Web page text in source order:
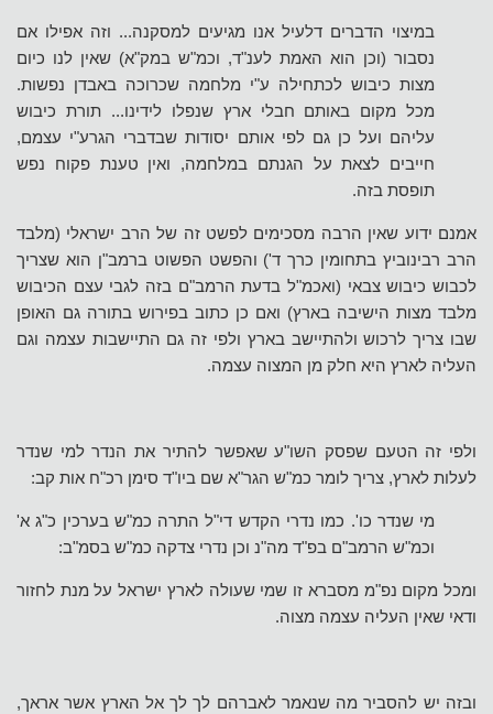
במיצוי הדברים דלעיל אנו מגיעים למסקנה... וזה אפילו אם
נסבור (וכן הוא האמת לענ"ד, וכמ"ש במק"א) שאין לנו כיום
מצות כיבוש לכתחילה ע"י מלחמה שכרוכה באבדן נפשות.
מכל מקום באותם חבלי ארץ שנפלו לידינו... תורת כיבוש
עליהם ועל כן גם לפי אותם יסודות שבדברי הגרע"י עצמם,
חייבים לצאת על הגנתם במלחמה, ואין טענת פקוח נפש
תופסת בזה.
אמנם ידוע שאין הרבה מסכימים לפשט זה של הרב ישראלי (מלבד
הרב רבינוביץ בתחומין כרך ד') והפשט הפשוט ברמב"ן הוא שצריך
לכבוש כיבוש צבאי (ואכמ"ל בדעת הרמב"ם בזה לגבי עצם הכיבוש
מלבד מצות הישיבה בארץ) ואם כן כתוב בפירוש בתורה גם האופן
שבו צריך לרכוש ולהתיישב בארץ ולפי זה גם התיישבות עצמה וגם
העליה לארץ היא חלק מן המצוה עצמה.
ולפי זה הטעם שפסק השו"ע שאפשר להתיר את הנדר למי שנדר
לעלות לארץ, צריך לומר כמ"ש הגר"א שם ביו"ד סימן רכ"ח אות קב:
מי שנדר כו'. כמו נדרי הקדש די"ל התרה כמ"ש בערכין כ"ג א'
וכמ"ש הרמב"ם בפ"ד מה"נ וכן נדרי צדקה כמ"ש בסמ"ב:
ומכל מקום נפ"מ מסברא זו שמי שעולה לארץ ישראל על מנת לחזור
ודאי שאין העליה עצמה מצוה.
ובזה יש להסביר מה שנאמר לאברהם לך לך אל הארץ אשר אראך,